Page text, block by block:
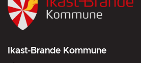
Ikast-Brande Kommune